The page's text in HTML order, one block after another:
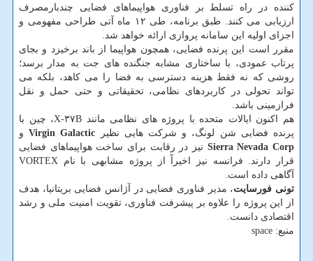
کننده در راه تسلط بر فناوری هواپیماهای فضایی چندبارمصرف
ارزیابی می کنند. طبق برنامه، طی ۱۲ ماه آتی طراحی مفهومی و
اجزای اولیه این سامانه پروازی ارائه خواهد شد.
مقرر است این پرنده فضایی، همچون هواپیما از باند برخیزد و بجای
پرتاب عمودی، با ساختاری مشابه جنگنده های جت به مدار برسد؛
روشی که نه فقط هزینه دسترسی به فضا را می کاهد، بلکه می
تواند تحولی در کاربردهای نظامی، تحقیقاتی و حتی حمل و نقل
فرازمینی باشد.
هم اکنون ایالات متحده با پروژه های نظامی مانند X-۳۷B، چین با
پرنده فضایی شن لونگ، و شرکت هایی نظیر Virgin Galacticو
Sierra Nevada Corp نیز در رقابت برای ساخت هواپیماهای فضایی
قرار دارند. فرانسه نیز اخیراً از پروژه مشابهی با نام VORTEX
آگاهی داده است.
تونی فورسایت، مدیر فناوری فضایی در آژانس فضایی بریتانیا، هدف
از این پروژه را علاوه بر پیشرفت فناوری، تقویت امنیت ملی و رشد
اقتصادی دانست.
منبع: space